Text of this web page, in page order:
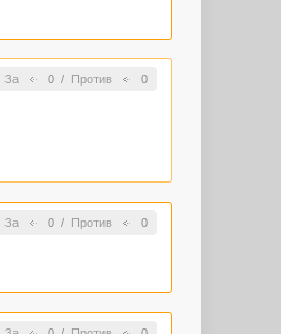
За 0/ Против 0
За 0/ Против 0